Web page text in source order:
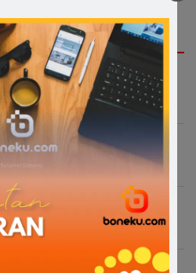
Dianiaya Saat Hendak
Bocor hingga Dijahit
Besar dari Desa
Lintas Kabupaten Diciduk
Sabu Siap Edar Disita